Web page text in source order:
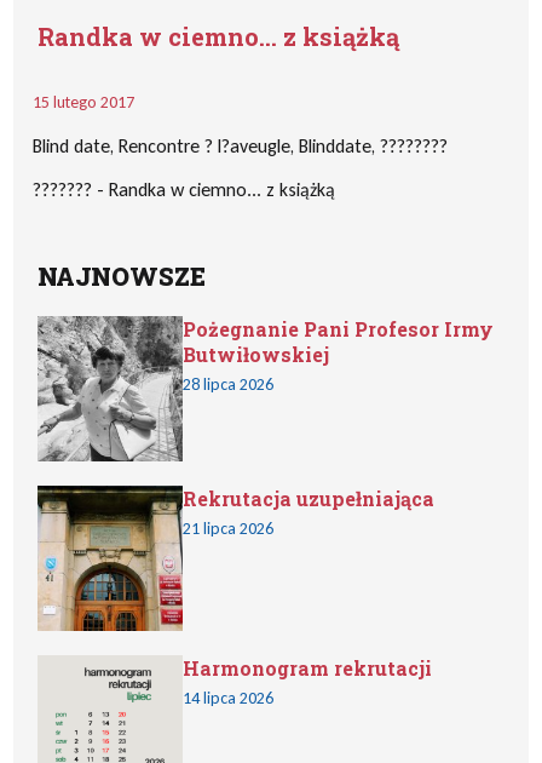
Randka w ciemno… z książką
15 lutego 2017
Blind date, Rencontre ? l?aveugle, Blinddate, ????????
??????? - Randka w ciemno... z książką
NAJNOWSZE
Pożegnanie Pani Profesor Irmy
Butwiłowskiej
28 lipca 2026
Rekrutacja uzupełniająca
21 lipca 2026
Harmonogram rekrutacji
14 lipca 2026